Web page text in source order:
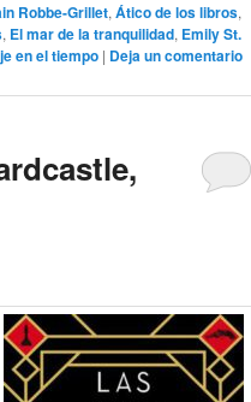
Robbe-Grillet, Ático de los libros,
, El mar de la tranquilidad, Emily St.
en el tiempo | Deja un comentario